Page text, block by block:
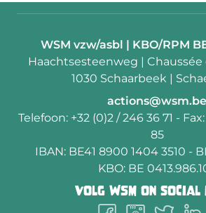
Contactpersoon:
WSM vzw/asbl | KBO/RPM
Adres:
Haachtsesteenweg | Chaussée
1030 Schaarbeek |
E-
mail:
actions@wsm.be
Telefoon: +32 (0)2 / 246 36 71 - Fax:
85
IBAN: BE41 8900 1404 3510 -
KBO: BE
Volg WSMon social
FollowFollowFollow